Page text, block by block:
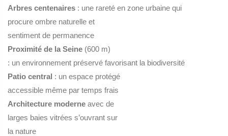
Arbres centenaires : une rareté en zone urbaine qui
procure ombre naturelle et
sentiment de permanence
Proximité de la Seine (600 m)
: un environnement préservé favorisant la biodiversité
Patio central : un espace protégé
accessible même par temps frais
Architecture moderne avec de
larges baies vitrées s’ouvrant sur
la nature